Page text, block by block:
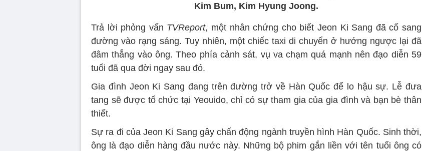
Kim Bum, Kim Hyung Joong.
Trả lời phỏng vấn TVReport, một nhân chứng cho biết Jeon Ki Sang đã cố sang
đường vào rạng sáng. Tuy nhiên, một chiếc taxi di chuyển ở hướng ngược lại đã
đâm thẳng vào ông. Theo phía cảnh sát, vụ va chạm quá mạnh nên đạo diễn 59
tuổi đã qua đời ngay sau đó.
Gia đình Jeon Ki Sang đang trên đường trở về Hàn Quốc để lo hậu sự. Lễ đưa
tang sẽ được tổ chức tại Yeouido, chỉ có sự tham gia của gia đình và bạn bè thân
thiết.
Sự ra đi của Jeon Ki Sang gây chấn động ngành truyền hình Hàn Quốc. Sinh thời,
ông là đạo diễn hàng đầu nước này. Những bộ phim gắn liền với tên tuổi ông có